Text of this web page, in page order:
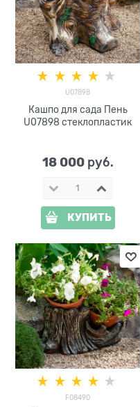
U07898
Кашпо для сада Пень
U07898 стеклопластик
18 000 руб.
КУПИТЬ
F08490